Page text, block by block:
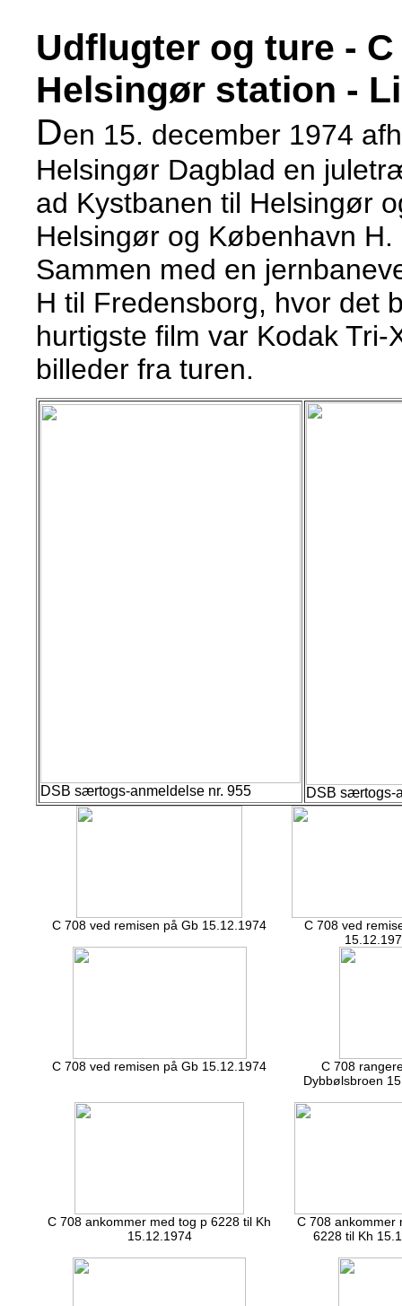
Udflugter og ture -
Helsingør station -
Den 15. december 1974
Helsingør Dagblad en
ad Kystbanen til Helsingør
Helsingør og København H.
Sammen med en
H til Fredensborg, hvor det
hurtigste film var Kodak
billeder fra turen.
DSB særtogs-anmeldelse nr. 955 DSB særtogs-
C 708 ved remisen på Gb 15.12.1974
C 708 ved
C 708 ved remisen på Gb 15.12.1974
C 708
Dybbølsbroen
C 708 ankommer med tog p 6228 til Kh
15.12.1974
C 708 ankommer
6228 til Kh